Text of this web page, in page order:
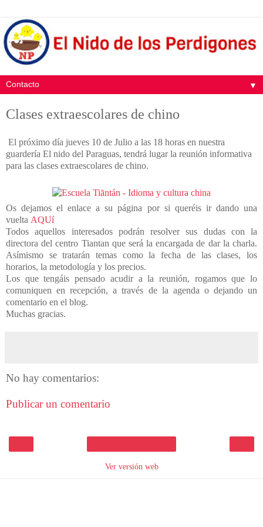
▼
Clases extraescolares de chino
El próximo día jueves 10 de Julio a las 18 horas en nuestra
guardería El nido del Paraguas, tendrá lugar la reunión informativa
para las clases extraescolares de chino.
Os dejamos el enlace a su página por si queréis ir dando una
vuelta AQUí
Todos aquellos interesados podrán resolver sus dudas con la
directora del centro Tiantan que será la encargada de dar la charla.
Asímismo se tratarán temas como la fecha de las clases, los
horarios, la metodología y los precios.
Los que tengáis pensado acudir a la reunión, rogamos que lo
comuniquen en recepción, a través de la agenda o dejando un
comentario en el blog.
Muchas gracias.
No hay comentarios:
Publicar un comentario
Ver versión web